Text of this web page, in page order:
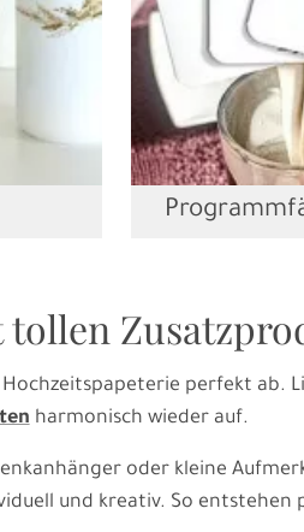
perfekt ab.
harmonisch wieder auf.
oder kleine
und kreativ. So entstehen